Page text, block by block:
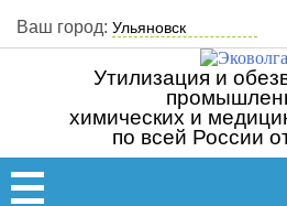
Ваш город:
Утилизация и
химических и
по всей России